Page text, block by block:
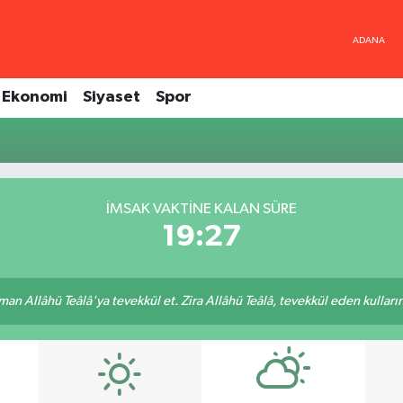
Ekonomi Siyaset Spor
İMSAK VAKTINE KALAN SÜRE
19:27
Allâhü Teâlâ'ya tevekkül et. Zira Allâhü Teâlâ, tevekkül eden